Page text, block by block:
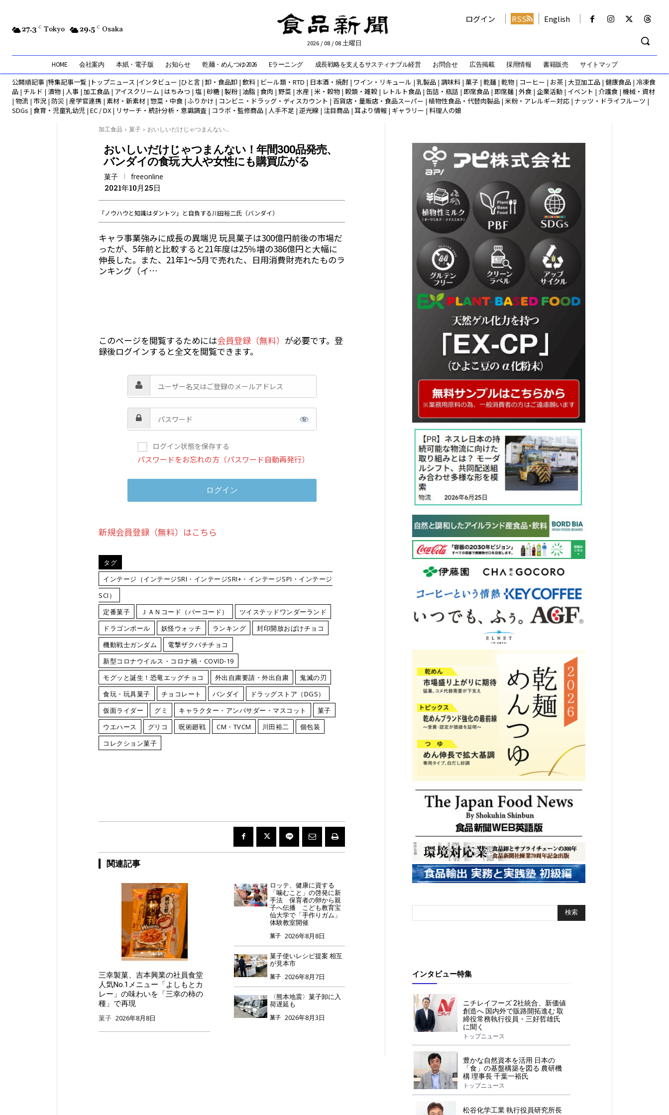
27.3 C Tokyo 29.5 C Osaka
2026 / 08 / 08 土曜日
ログイン RSS English
HOME 会社案内 本紙・電子版 お知らせ 乾麺・めんつゆ2026 Eラーニング 成長戦略を支えるサスティナブル経営 お問合せ 広告掲載 採用情報 書籍販売 サイトマップ
公開順記事 |特集記事一覧 | トップニュース |インタビュー |ひと言 |卸・食品卸 | 飲料 | ビール類・RTD | 日本酒・焼酎 | ワイン・リキュール | 乳製品 | 調味料 | 菓子 | 乾麺 | 乾物 | コーヒー | お茶 | 大豆加工品 | 健康食品 | 冷凍食
品 | チルド | 漬物 | 人事 | 加工食品 | アイスクリーム | はちみつ | 塩 | 砂糖 | 製粉| 油脂 | 食肉 | 野菜 | 水産 | 米・穀物 | 穀類・雑穀 | レトルト食品 | 缶詰・瓶詰 | 即席食品 | 即席麺 | 外食 | 企業活動 | イベント | 介護食 | 機械・資材
| 物流 | 市況 | 防災 | 産学官連携 | 素材・新素材 | 惣菜・中食 | ふりかけ | コンビニ・ドラッグ・ディスカウント | 百貨店・量販店・食品スーパー | 植物性食品・代替肉製品 | 米粉・アレルギー対応 | ナッツ・ドライフルーツ |
SDGs | 食育・児童乳幼児 | EC / DX | リサーチ・統計分析・意識調査 | コラボ・監修商品 | 人手不足 | 逆光線 | 注目商品 | 耳より情報 | ギャラリー | 料理人の娘
加工食品 菓子 おいしいだけじゃつまんない...
おいしいだけじゃつまんない！年間300品発売、
バンダイの食玩 大人や女性にも購買広がる
菓子 freeonline
2021年10月25日
「ノウハウと知識はダントツ」と自負する川田裕二氏（バンダイ）
キャラ事業強みに成長の異端児 玩具菓子は300億円前後の市場だ
ったが、5年前と比較すると21年度は25％増の386億円と大幅に
伸長した。また、21年1～5月で売れた、日用消費財売れたものラ
ンキング（イ…
このページを閲覧するためには会員登録（無料） が必要です。登
録後ログインすると全文を閲覧できます。
ログイン状態を保存する
パスワードをお忘れの方（パスワード自動再発行）
新規会員登録（無料）はこちら
タグ
インテージ（インテージSRI・インテージSRI+・インテージSPI・インテージ
SCI）
定番菓子
ＪＡＮコード（バーコード）
ツイステッドワンダーランド
ドラゴンボール
妖怪ウォッチ ランキング
封印開放おばけチョコ
機動戦士ガンダム
電撃ザクパチチョコ
新型コロナウイルス・コロナ禍・COVID-19
モグッと誕生！恐竜エッグチョコ
外出自粛要請・外出自粛
鬼滅の刃
食玩・玩具菓子
チョコレート バンダイ
ドラッグストア（DGS）
仮面ライダー
グミ キャラクター・アンバサダー・マスコット
菓子
ウエハース
グリコ 呪術廻戦 CM・TVCM 川田裕二
個包装
コレクション菓子
関連記事
三幸製菓、吉本興業の社員食堂
人気No.1メニュー「よしもとカ
レー」の味わいを「三幸の柿の
種」で再現
菓子 2026年8月8日
ロッテ、健康に資する
「噛むこと」の啓発に新
手法 保育者の卵から親
子へ伝播 こども教育宝
仙大学で「手作りガム」
体験教室開催
菓子 2026年8月8日
菓子使いレシピ提案 相互
が見本市
菓子 2026年8月7日
〈熊本地震〉菓子卸に入
荷遅延も
菓子 2026年8月3日
インタビュー特集
ニチレイフーズ 2社統合、新価値
創造へ 国内外で販路開拓進む 取
締役常務執行役員・三好哲雄氏
に聞く
トップニュース
豊かな自然資本を活用 日本の
「食」の基盤構築を図る 農研機
構 理事長 千葉一裕氏
トップニュース
松谷化学工業 執行役員研究所長